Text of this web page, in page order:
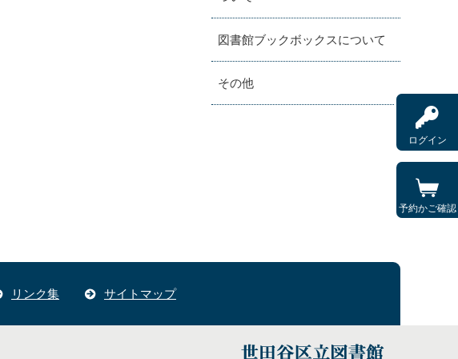
ログイン
予約かご確認
図書館ブックボックスについて
その他
リンク集 サイトマップ